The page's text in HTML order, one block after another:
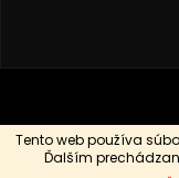
Tento web používa
Ďalším